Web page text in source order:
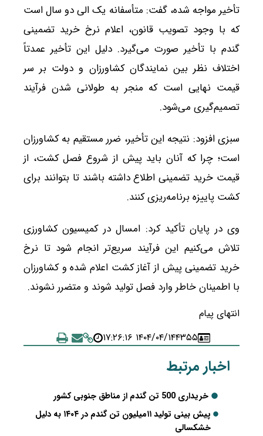
تأخیر مواجه شده، گفت: متأسفانه یک الی دو سال است
که با وجود تصویب قانون، اعلام نرخ خرید تضمینی
گندم با تأخیر صورت می‌گیرد. دلیل این تأخیر عمدتاً
اختلاف نظر بین نمایندگان کشاورزان و دولت بر سر
قیمت نهایی است که منجر به طولانی شدن فرآیند
تصمیم‌گیری می‌شود.
سبزی افزود: نتیجه این تأخیر، ضرر مستقیم به کشاورزان
است؛ چرا که آنان باید پیش از شروع فصل کشت، از
قیمت خرید تضمینی اطلاع داشته باشند تا بتوانند برای
کشت پاییزه برنامه‌ریزی کنند.
وی در پایان تأکید کرد: امسال در کمیسیون کشاورزی
تلاش می‌کنیم این فرآیند سریع‌تر انجام شود تا نرخ
خرید تضمینی پیش از آغاز کشت اعلام شده و کشاورزان
با اطمینان خاطر وارد فصل تولید شوند و متضرر نشوند.
انتهای پیام
۴۳۵۵۱۴۰۴/۰۴/۱۴ ۱۷:۲۶:۱۶
اخبار مرتبط
خریداری 500 تن گندم از مناطق جنوبی کشور
پیش بینی تولید ۱۱میلیون تن گندم در ۱۴۰۴ به دلیل
خشکسالی